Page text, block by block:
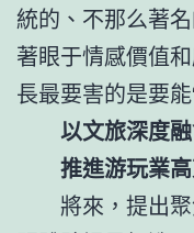
統的、不那么著
著眼于情感價值
長最要害的是要能
以文旅深度
推進游玩業
將來，提出